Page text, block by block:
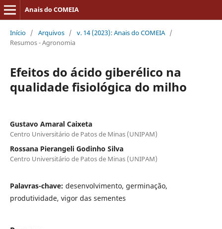
Anais do COMEIA
Início / Arquivos / v. 14 (2023): Anais do COMEIA /
Resumos - Agronomia
Efeitos do ácido giberélico na
qualidade fisiológica do milho
Gustavo Amaral Caixeta
Centro Universitário de Patos de Minas (UNIPAM)
Rossana Pierangeli Godinho Silva
Centro Universitário de Patos de Minas (UNIPAM)
Palavras-chave: desenvolvimento, germinação,
produtividade, vigor das sementes